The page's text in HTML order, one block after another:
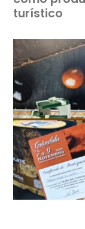
turístico